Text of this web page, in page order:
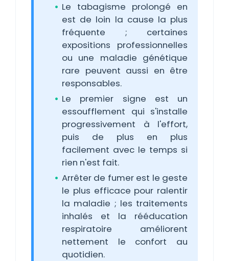
Le tabagisme prolongé en
est de loin la cause la plus
fréquente ; certaines
expositions professionnelles
ou une maladie génétique
rare peuvent aussi en être
responsables.
Le premier signe est un
essoufflement qui s'installe
progressivement à l'effort,
puis de plus en plus
facilement avec le temps si
rien n'est fait.
Arrêter de fumer est le geste
le plus efficace pour ralentir
la maladie ; les traitements
inhalés et la rééducation
respiratoire améliorent
nettement le confort au
quotidien.